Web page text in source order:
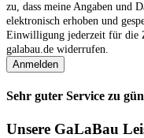
zu, dass meine Angaben und
elektronisch erhoben und
Einwilligung jederzeit für die
galabau.de widerrufen.
Anmelden
Sehr guter Service zu
Unsere GaLaBau